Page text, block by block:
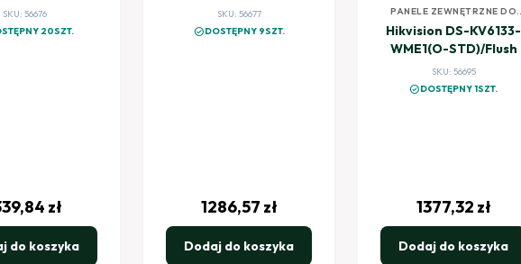
SKU: 56676
20SZT.
zł
do koszyka
WTHE2/White
SKU: 56677
check_circleDOSTĘPNY 9SZT.
1286,57 zł
Dodaj do koszyka
PANELE ZEWNĘTRZNE DO
WIDEODOMOFONÓW
Hikvision DS-KV6133-
WME1(O-STD)/Flush
SKU: 56695
check_circleDOSTĘPNY 1SZT.
1377,32 zł
Dodaj do koszyka